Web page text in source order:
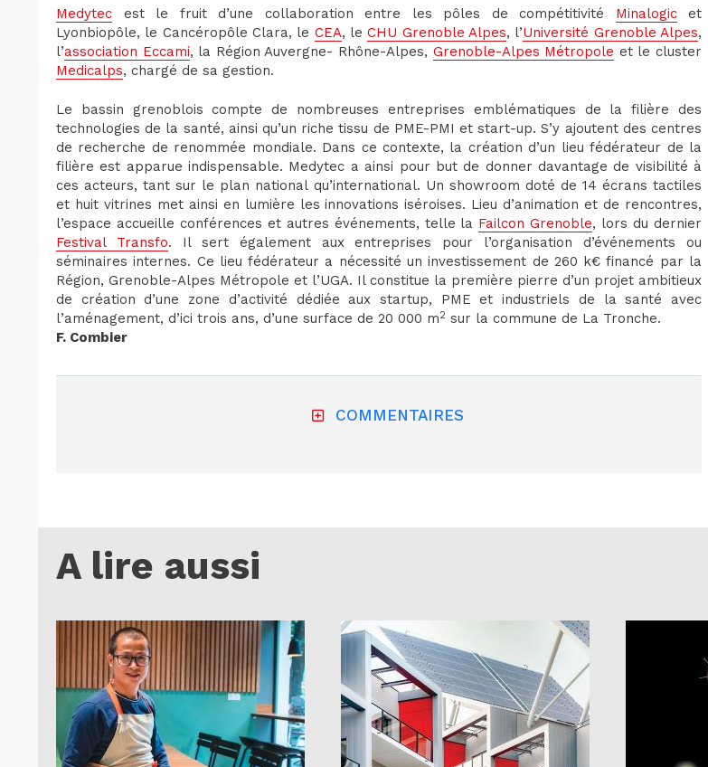
Medytec est le fruit d’une collaboration entre les pôles de compétitivité Minalogicet
Lyonbiopôle, le Cancéropôle Clara, le CEA, leCHU Grenoble Alpes, l’Université Grenoble Alpes,
l’association Eccami, la Région Auvergne- Rhône-Alpes, Grenoble-Alpes Métropole et le cluster
Medicalps, chargé de sa gestion.
Le bassin grenoblois compte de nombreuses entreprises emblématiques de la filière des
technologies de la santé, ainsi qu’un riche tissu de PME-PMI et start-up. S’y ajoutent des centres
de recherche de renommée mondiale. Dans ce contexte, la création d’un lieu fédérateur de la
filière est apparue indispensable. Medytec a ainsi pour but de donner davantage de visibilité à
ces acteurs, tant sur le plan national qu’international. Un showroom doté de 14 écrans tactiles
et huit vitrines met ainsi en lumière les innovations iséroises. Lieu d’animation et de rencontres,
l’espace accueille conférences et autres événements, telle la Failcon Grenoble, lors du dernier
Festival Transfo. Il sert également aux entreprises pour l’organisation d’événements ou
séminaires internes. Ce lieu fédérateur a nécessité un investissement de 260 k€ financé par la
Région, Grenoble-Alpes Métropole et l’UGA. Il constitue la première pierre d’un projet ambitieux
de création d’une zone d’activité dédiée aux startup, PME et industriels de la santé avec
l’aménagement, d’ici trois ans, d’une surface de 20 000 m2 sur la commune de La Tronche.
F. Combier
COMMENTAIRES
A lire aussi